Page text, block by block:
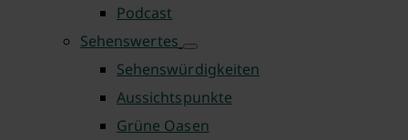
Podcast
Sehenswertes
Sehenswürdigkeiten
Aussichtspunkte
Grüne Oasen